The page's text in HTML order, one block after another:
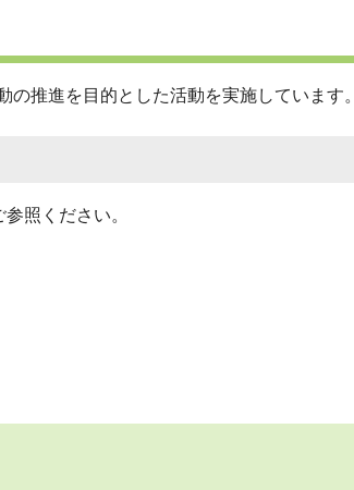
推進を目的とした活動を実施しています。
照ください。